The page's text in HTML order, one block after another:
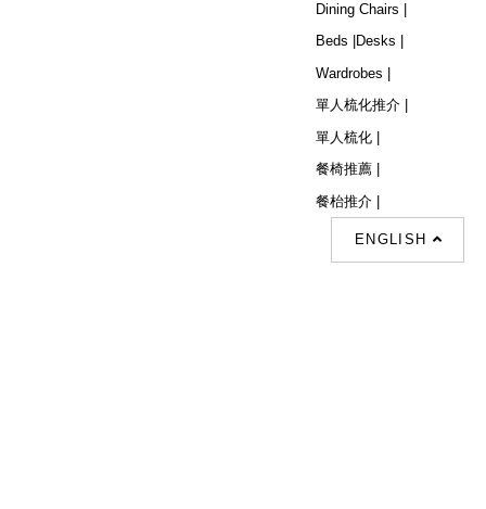
ENGLISH
Dining Chairs |
Beds |
Desks |
Wardrobes |
單人梳化推介 |
單人梳化 |
餐椅推薦 |
餐枱推介 |